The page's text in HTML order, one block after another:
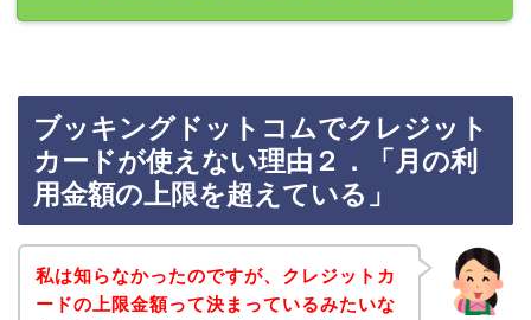
ブッキングドットコムでクレジット
カードが使えない理由２．「月の利
用金額の上限を超えている」
私は知らなかったのですが、クレジットカ
ードの上限金額って決まっているみたいな